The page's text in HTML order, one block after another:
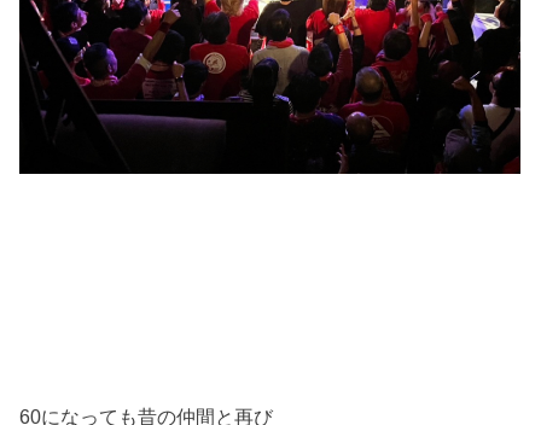
60になっても昔の仲間と再び